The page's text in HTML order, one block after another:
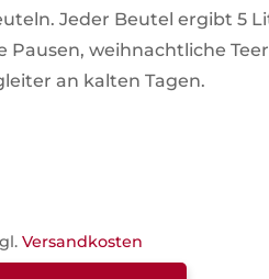
Jeder Beutel ergibt 5
Pausen, weihnachtliche
an kalten Tagen.
Versandkosten